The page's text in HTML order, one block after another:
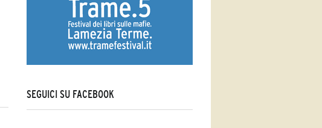
SEGUICI SU FACEBOOK